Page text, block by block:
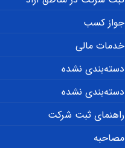
جواز کسب
خدمات مالی
دسته‌بندی نشده
دسته‌بندی نشده
راهنمای ثبت شرکت
مصاحبه